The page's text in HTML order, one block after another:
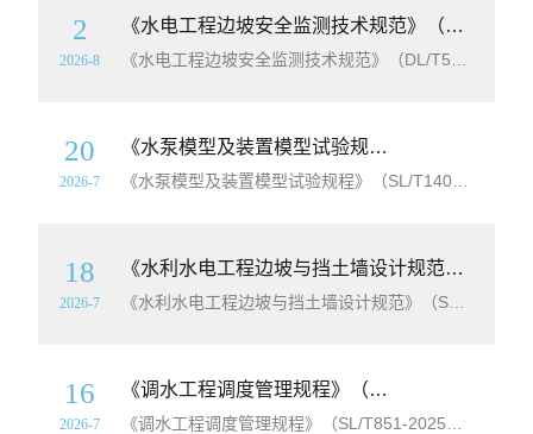
2
2026-8
《水电工程边坡安全监测技术规范》（DL/T5796-2019）【全文附高清无水印PDF+Word版下载】
20
2026-7
《水泵模型及装置模型试验规程》（SL/T140-2025）【全文附高清无水印PDF+Word版下载】
18
2026-7
《水利水电工程边坡与挡土墙设计规范》（SL/T386-2025）【全文附高清无水印PDF+Word版下载】
16
2026-7
《调水工程调度管理规程》（SL/T851-2025）【全文附高清无水印PDF+Word版下载】